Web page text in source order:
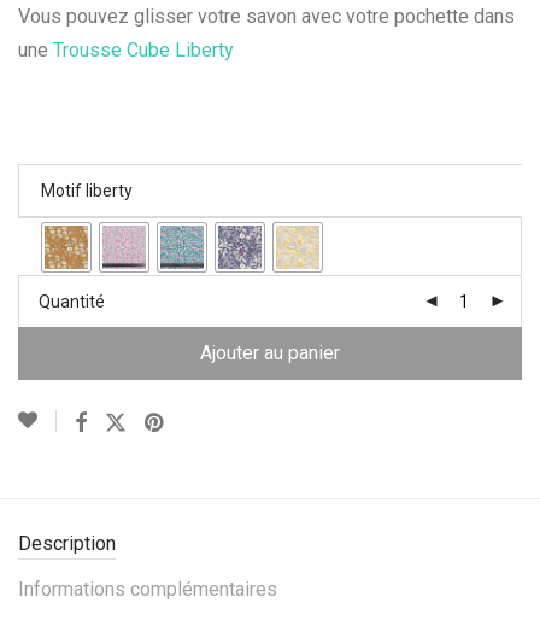
Vous pouvez glisser votre savon avec votre pochette dans
une Trousse Cube Liberty
Motif liberty
Quantité
Ajouter au panier
Description
Informations complémentaires